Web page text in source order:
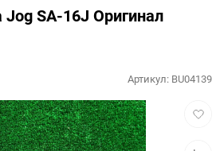
Jog SA-16J Оригинал
Артикул: BU04139